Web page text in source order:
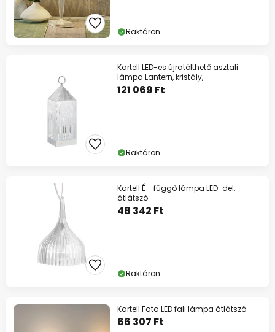
Raktáron
Kartell LED-es újratölthető asztali
lámpa Lantern, kristály,
121 069 Ft
Raktáron
Kartell É - függő lámpa LED-del,
átlátszó
48 342 Ft
Raktáron
Kartell Fata LED fali lámpa átlátszó
66 307 Ft